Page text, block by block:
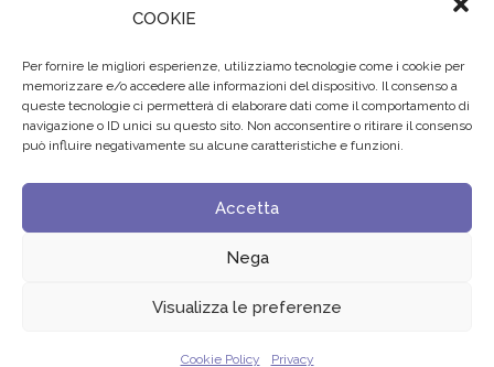
COOKIE
Per fornire le migliori esperienze, utilizziamo tecnologie come i cookie per
memorizzare e/o accedere alle informazioni del dispositivo. Il consenso a
queste tecnologie ci permetterà di elaborare dati come il comportamento di
navigazione o ID unici su questo sito. Non acconsentire o ritirare il consenso
può influire negativamente su alcune caratteristiche e funzioni.
Accetta
Nega
Visualizza le preferenze
Cookie Policy Privacy
secsolutionforum 2026: è Bologna la nuova capitale
Padre Benanti: «Intelligenza artificiale? Contro i nuovi
algoritmi del potere serve una governance condivisa»
Edvance – Digital Education Hub Higher Education